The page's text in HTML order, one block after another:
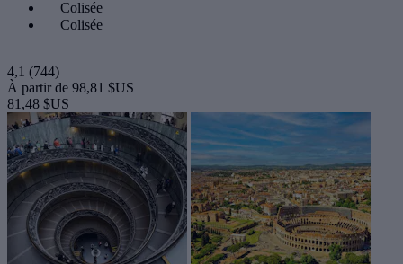
Colisée
Colisée
4,1 (744)
À partir de 98,81 $US
81,48 $US